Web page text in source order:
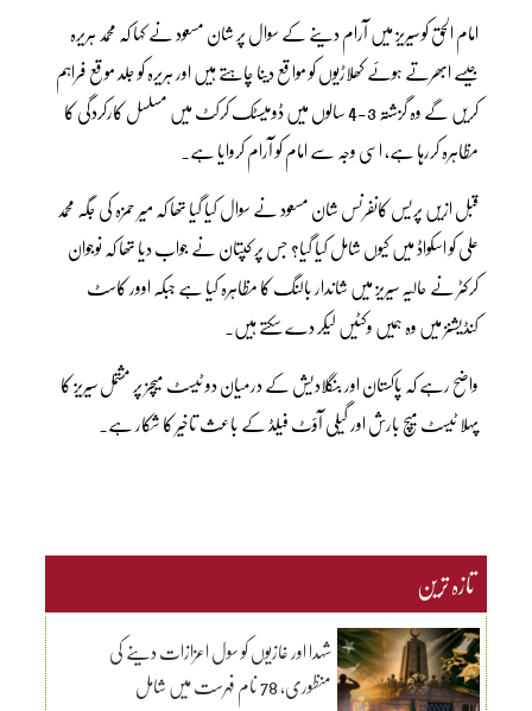
امام الحق کو سیریز میں آرام دینے کے سوال پر شان مسعود نے کہا کہ محمد ہریرہ
جیسے ابھرتے ہوئے کھلاڑیوں کو مواقع دینا چاہتے ہیں اور ہریرہ کو جلد موقع فراہم
کریں گے وہ گزشتہ 3-4 سالوں میں ڈومیسٹک کرکٹ میں مسلسل کارکردگی کا
مظاہرہ کررہا ہے، اسی وجہ سے امام کو آرام کروایا ہے۔
قبل ازیں پریس کانفرنس شان مسعود نے سوال کیا گیا تھا کہ میر حمزہ کی جگہ محمد
علی کو اسکواڈ میں کیوں شامل کیا گیا؟ جس پر کپتان نے جواب دیا تھا کہ نوجوان
کرکٹر نے حالیہ سیریز میں شاندار بالنگ کا مظاہرہ کیا ہے جبکہ اوور کاسٹ
کنڈیشنز میں وہ ہمیں وکٹیں لیکر دے سکتے ہیں۔
واضح رہے کہ پاکستان اور بنگلادیش کے درمیان دو ٹیسٹ میچز پر مشتمل سیریز کا
پہلا ٹیسٹ میچ بارش اور گیلی آؤٹ فیلڈ کے باعث تاخیر کا شکار ہے۔
تازہ ترین
شہدا اور غازیوں کو سول اعزازات دینے کی
منظوری، 78 نام فہرست میں شامل